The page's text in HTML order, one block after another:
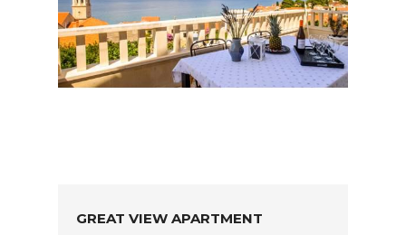
GREAT VIEW APARTMENT